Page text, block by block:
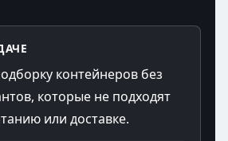
контейнеров без
которые не подходят
или доставке.